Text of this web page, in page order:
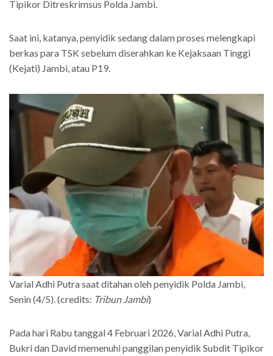
Tipikor Ditreskrimsus Polda Jambi.
Saat ini, katanya, penyidik sedang dalam proses melengkapi
berkas para TSK sebelum diserahkan ke Kejaksaan Tinggi
(Kejati) Jambi, atau P19.
Varial Adhi Putra saat ditahan oleh penyidik Polda Jambi,
Senin (4/5). (credits: Tribun Jambi)
Pada hari Rabu tanggal 4 Februari 2026, Varial Adhi Putra,
Bukri dan David memenuhi panggilan penyidik Subdit Tipikor